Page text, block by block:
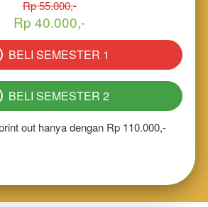
Rp 55.000,-
Rp 40.000,-
BELI SEMESTER 1
BELI SEMESTER 2
out hanya dengan Rp 110.000,-